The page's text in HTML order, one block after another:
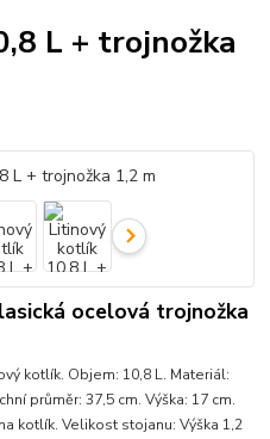
L + trojnožka
ocelová trojnožka
kotlík. Objem: 10,8 L. Materiál:
průměr: 37,5 cm. Výška: 17 cm.
kotlík. Velikost stojanu: Výška 1,2